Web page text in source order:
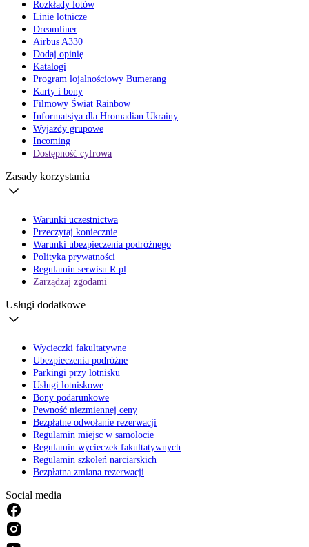
Rozkłady lotów
Linie lotnicze
Dreamliner
Airbus A330
Dodaj opinię
Katalogi
Program lojalnościowy Bumerang
Karty i bony
Filmowy Świat Rainbow
Informatsiya dla Hromadian Ukrainy
Wyjazdy grupowe
Incoming
Dostępność cyfrowa
Zasady korzystania
Warunki uczestnictwa
Przeczytaj koniecznie
Warunki ubezpieczenia podróżnego
Polityka prywatności
Regulamin serwisu R.pl
Zarządzaj zgodami
Usługi dodatkowe
Wycieczki fakultatywne
Ubezpieczenia podróżne
Parkingi przy lotnisku
Usługi lotniskowe
Bony podarunkowe
Pewność niezmiennej ceny
Bezpłatne odwołanie rezerwacji
Regulamin miejsc w samolocie
Regulamin wycieczek fakultatywnych
Regulamin szkoleń narciarskich
Bezpłatna zmiana rezerwacji
Social media